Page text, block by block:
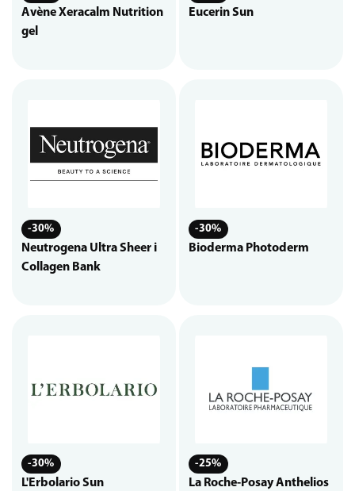
Avène Xeracalm Nutrition
gel
Eucerin Sun
-30%
Neutrogena Ultra Sheer i
Collagen Bank
-30%
Bioderma Photoderm
-30%
L'Erbolario Sun
-25%
La Roche-Posay Anthelios